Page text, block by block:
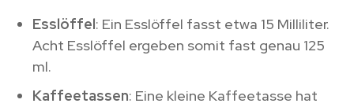
Esslöffel: Ein Esslöffel fasst etwa 15 Milliliter.
Acht Esslöffel ergeben somit fast genau 125
ml.
Kaffeetassen: Eine kleine Kaffeetasse hat